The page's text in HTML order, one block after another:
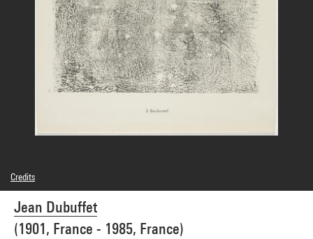
Jean Dubuffet
(1901, France - 1985, France)
Credits
© Adagp, Paris
Photo credits : Centre Pompidou, MNAM-CCI/Philippe Migeat/Dist. GrandPalaisRmn
Image reference : 4N15475
Image presentation :GrandPalaisRmnPhoto